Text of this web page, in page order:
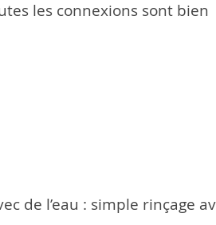
les connexions sont bien
de l’eau : simple rinçage